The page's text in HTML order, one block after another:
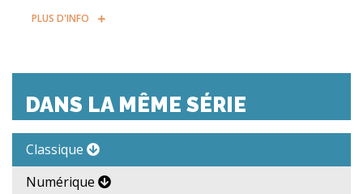
PLUS D'INFO
DANS LA MÊME SÉRIE
Classique
Numérique